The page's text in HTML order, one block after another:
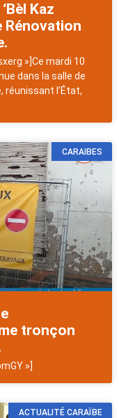
Kaz
Rénovation
»]Ce mardi 10
dans la salle de
réunissant l’État,
CARAIBES
tronçon
»]
ACTUALITÉ CARAÏBE